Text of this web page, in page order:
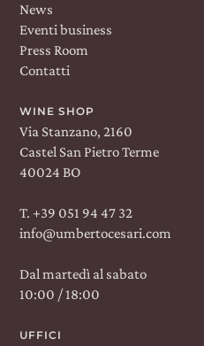
News
Eventi business
Press Room
Contatti
WINE SHOP
Via Stanzano, 2160
Castel San Pietro Terme
40024 BO
T. +39 051 94 47 32
info@umbertocesari.com
Dal martedì al sabato
10:00 / 18:00
UFFICI